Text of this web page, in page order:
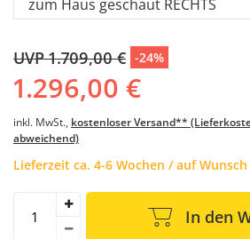
UVP 1.709,00 € -24%
1.296,00 €
inkl. MwSt., kostenloser Versand**
abweichend)
Lieferzeit ca. 4-6 Wochen / auf
In den